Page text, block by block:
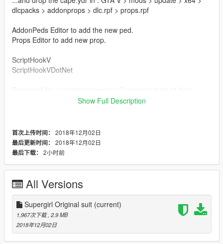
dlcpacks > addonprops > dlc.rpf > props.rpf
AddonPeds Editor to add the new ped.
Props Editor to add new prop.
ScriptHookV
ScriptHookVDotNet
JulionIB (TJulioNIB)):
Drop the file super_suit_6.ini in : GTA V > scripts > Superman
files > Suits.
Enjoy
Show Full Description
首次上传时间： 2018年12月02日
最后更新时间： 2018年12月02日
最后下载： 2小时前
All Versions
Supergirl Original suit (current)
1,967次下载 , 2.9 MB
2018年12月02日